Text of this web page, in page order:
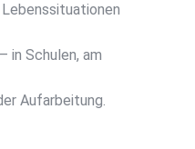
in Schulen, am
Aufarbeitung.